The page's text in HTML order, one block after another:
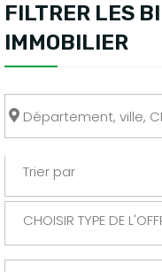
FILTRER LES
IMMOBILIER
Trier par
CHOISIR TYPE DE